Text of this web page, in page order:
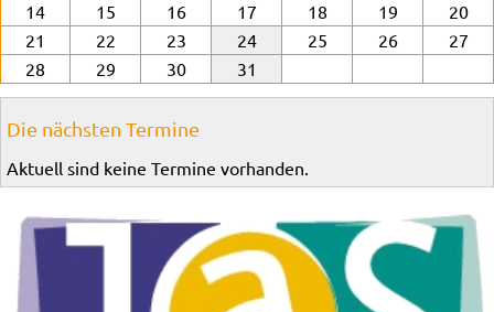
14
15 16 17 18 19
20
21
22 23 24 25 26
27
28
29 30 31
Die nächsten Termine
Aktuell sind keine Termine vorhanden.